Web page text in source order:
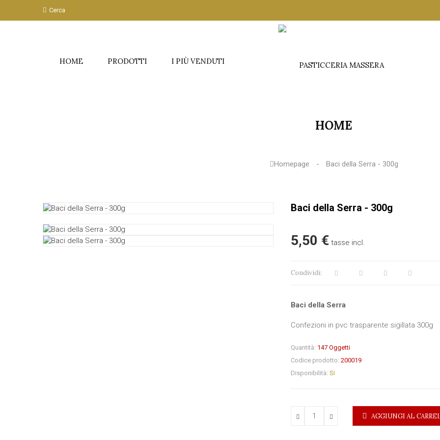
Cerca
HOME PRODOTTI I PIÙ VENDUTI
HOME
Homepage Baci della Serra - 300g
Baci della Serra - 300g
5,50 € tasse incl.
Condividi:
Baci della Serra
Confezioni in pvc trasparente sigillata 300g
Quantità: 147 Oggetti
Codice prodotto: 200019
Disponibilità: SI
AGGIUNGI AL